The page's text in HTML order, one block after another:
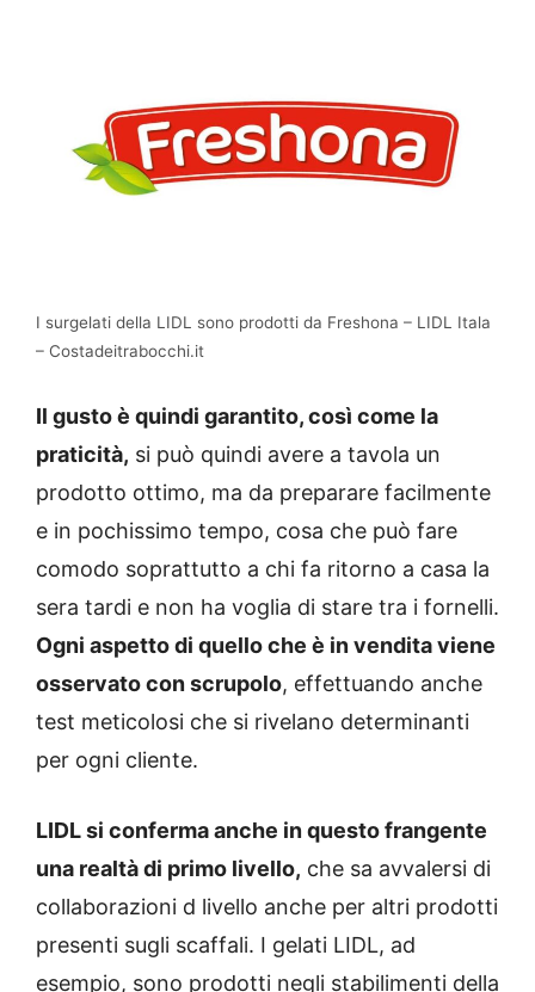
I surgelati della LIDL sono prodotti da Freshona – LIDL Itala
– Costadeitrabocchi.it
Il gusto è quindi garantito, così come la
praticità, si può quindi avere a tavola un
prodotto ottimo, ma da preparare facilmente
e in pochissimo tempo, cosa che può fare
comodo soprattutto a chi fa ritorno a casa la
sera tardi e non ha voglia di stare tra i fornelli.
Ogni aspetto di quello che è in vendita viene
osservato con scrupolo, effettuando anche
test meticolosi che si rivelano determinanti
per ogni cliente.
LIDL si conferma anche in questo frangente
una realtà di primo livello, che sa avvalersi di
collaborazioni d livello anche per altri prodotti
presenti sugli scaffali. I gelati LIDL, ad
esempio, sono prodotti negli stabilimenti della